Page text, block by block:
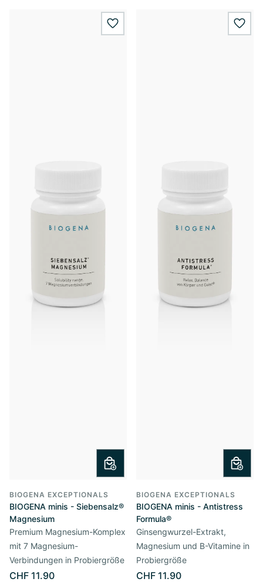
wishlist.add
BIOGENA EXCEPTIONALS
BIOGENA minis - Siebensalz®
Magnesium
Premium Magnesium-Komplex
mit 7 Magnesium-
Verbindungen in Probiergröße
CHF 11.90
BIOGENA EXCEPTIONALS
BIOGENA minis - Antistress
Formula®
Ginsengwurzel-Extrakt,
Magnesium und B-Vitamine in
Probiergröße
CHF 11.90